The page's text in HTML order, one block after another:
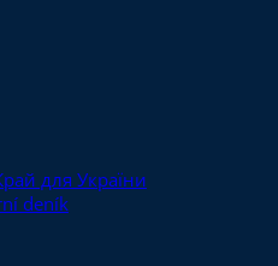
для України
deník